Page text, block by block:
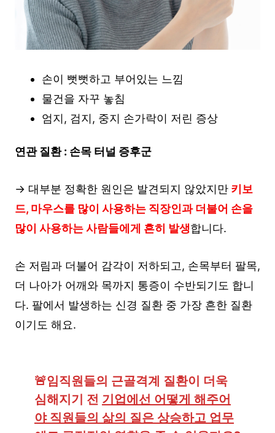
손이 뻣뻣하고 부어있는 느낌
물건을 자꾸 놓침
엄지, 검지, 중지 손가락이 저린 증상
연관 질환 : 손목 터널 증후군
→ 대부분 정확한 원인은 발견되지 않았지만 키보
드, 마우스를 많이 사용하는 직장인과 더불어 손을
많이 사용하는 사람들에게 흔히 발생합니다.
손 저림과 더불어 감각이 저하되고, 손목부터 팔목,
더 나아가 어깨와 목까지 통증이 수반되기도 합니
다. 팔에서 발생하는 신경 질환 중 가장 흔한 질환
이기도 해요.
🚨임직원들의 근골격계 질환이 더욱
심해지기 전 기업에선 어떻게 해주어
야 직원들의 삶의 질은 상승하고 업무